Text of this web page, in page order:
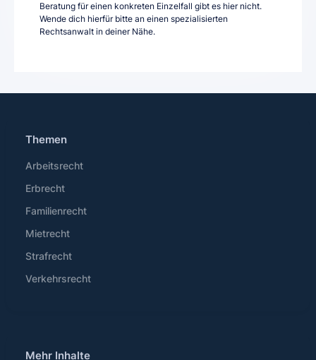
Beratung für einen konkreten Einzelfall gibt es hier nicht.
Wende dich hierfür bitte an einen spezialisierten
Rechtsanwalt in deiner Nähe.
Themen
Arbeitsrecht
Erbrecht
Familienrecht
Mietrecht
Strafrecht
Verkehrsrecht
Mehr Inhalte